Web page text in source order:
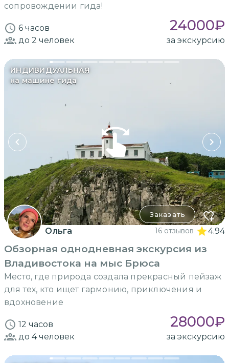
сопровождении гида!
6 часов 24000₽
до 2 человек за экскурсию
ИНДИВИДУАЛЬНАЯ
на машине гида
Заказать
Ольга 16 отзывов 4.94
Обзорная однодневная экскурсия из
Владивостока на мыс Брюса
Место, где природа создала прекрасный пейзаж
для тех, кто ищет гармонию, приключения и
вдохновение
12 часов 28000₽
до 4человек за экскурсию